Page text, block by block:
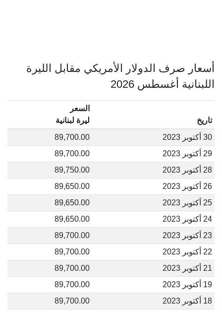
أسعار صرف الدولار الأمريكي مقابل الليرة
اللبنانية أغسطس 2026
تاريخ
السعر
ليرة لبنانية
30 أكتوبر 2023
89,700.00
29 أكتوبر 2023
89,700.00
28 أكتوبر 2023
89,750.00
26 أكتوبر 2023
89,650.00
25 أكتوبر 2023
89,650.00
24 أكتوبر 2023
89,650.00
23 أكتوبر 2023
89,700.00
22 أكتوبر 2023
89,700.00
21 أكتوبر 2023
89,700.00
19 أكتوبر 2023
89,700.00
18 أكتوبر 2023
89,700.00